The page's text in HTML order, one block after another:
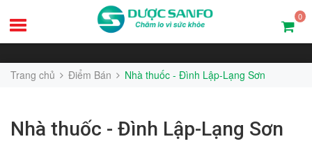
0
Trang chủ Điểm Bán Nhà thuốc - Đình Lập-Lạng Sơn
Nhà thuốc - Đình Lập-Lạng Sơn